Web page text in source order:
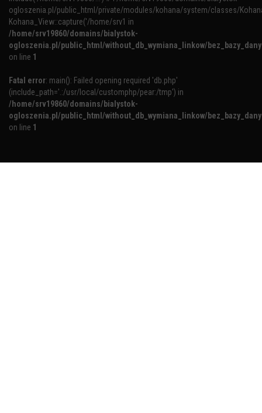
ogloszenia.pl/public_html/private/modules/kohana/system/classes/
Kohana_View::capture('/home/srv1 in
/home/srv19860/domains/bialystok-
ogloszenia.pl/public_html/without_db_wymiana_linkow/
on line 1
Fatal error: main(): Failed opening required 'db.php'
(include_path='.:/usr/local/customphp/pear:/tmp') in
/home/srv19860/domains/bialystok-
ogloszenia.pl/public_html/without_db_wymiana_linkow/
on line 1